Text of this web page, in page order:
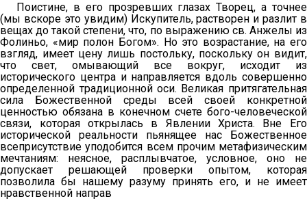
Поистине, в его прозревших глазах Творец, а точнее
(мы вскоре это увидим) Искупитель, растворен и разлит в
вещах до такой степени, что, по выражению св. Анжелы из
Фолиньо, «мир полон Богом». Но это возрастание, на его
взгляд, имеет цену лишь постольку, поскольку он видит,
что свет, омывающий все вокруг, исходит из
исторического центра и направляется вдоль совершенно
определенной традиционной оси. Великая притягательная
сила Божественной среды всей своей конкретной
ценностью обязана в конечном счете бого-человеческой
связи, которая открылась в Явлении Христа. Вне Его
исторической реальности пьянящее нас Божественное
всеприсутствие уподобится всем прочим метафизическим
мечтаниям: неясное, расплывчатое, условное, оно не
допускает решающей проверки опытом, которая
позволила бы нашему разуму принять его, и не имеет
нравственной направ